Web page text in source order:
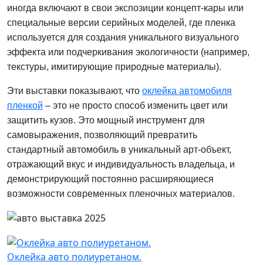
иногда включают в свои экспозиции концепт-кары или
специальные версии серийных моделей, где пленка
используется для создания уникального визуального
эффекта или подчеркивания экологичности (например,
текстуры, имитирующие природные материалы).
Эти выставки показывают, что оклейка автомобиля
пленкой – это не просто способ изменить цвет или
защитить кузов. Это мощный инструмент для
самовыражения, позволяющий превратить
стандартный автомобиль в уникальный арт-объект,
отражающий вкус и индивидуальность владельца, и
демонстрирующий постоянно расширяющиеся
возможности современных пленочных материалов.
Оклейка авто полиуретаном.